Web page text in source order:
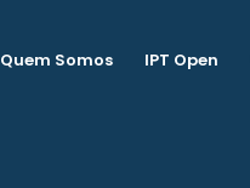
Quem Somos IPT Open